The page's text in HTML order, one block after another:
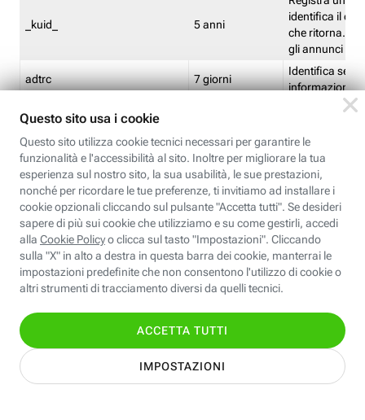
_kuid_ 5 anni
identifica il
che ritorna.
gli annunci
adtrc 7 giorni
Identifica se
informazioni
CFFC<TagID>
Limite di
CM 1 giorno
Identifica se
ricontrollare
corrispondenti
(impostata da
CM14 14 giorni
Identifica se
ricontrollare
corrispondenti
(impostata da
pagine
EBFC<BannerID> 7 giorni
Identifica la
banner
Identifica la